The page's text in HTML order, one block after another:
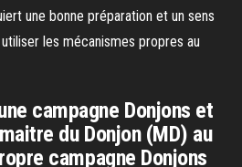
une bonne préparation et un sens
les mécanismes propres au
campagne Donjons et
du Donjon (MD) au
campagne Donjons